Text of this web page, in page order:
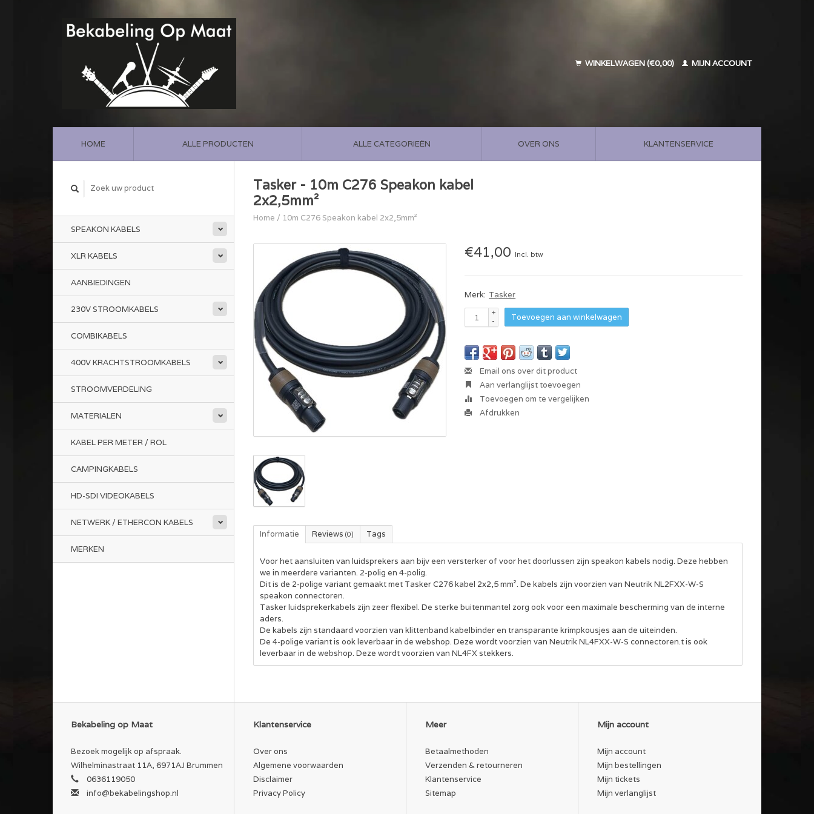
WINKELWAGEN (€0,00) MIJN ACCOUNT
HOME ALLE PRODUCTEN ALLE CATEGORIEËN OVER ONS KLANTENSERVICE
SPEAKON KABELS
XLR KABELS
AANBIEDINGEN
230V STROOMKABELS
COMBIKABELS
400V KRACHTSTROOMKABELS
STROOMVERDELING
MATERIALEN
KABEL PER METER / ROL
CAMPINGKABELS
HD-SDI VIDEOKABELS
NETWERK / ETHERCON KABELS
MERKEN
Tasker - 10m C276 Speakon kabel
2x2,5mm²
Home / 10m C276 Speakon kabel 2x2,5mm²
€41,00 Incl. btw
Merk: Tasker
+
-
Toevoegen aan winkelwagen
Email ons over dit product
Aan verlanglijst toevoegen
Toevoegen om te vergelijken
Afdrukken
Informatie Reviews (0) Tags
Voor het aansluiten van luidsprekers aan bijv een versterker of voor het doorlussen zijn speakon kabels nodig. Deze hebben
we in meerdere varianten. 2-polig en 4-polig.
Dit is de 2-polige variant gemaakt met Tasker C276 kabel 2x2,5 mm². De kabels zijn voorzien van Neutrik NL2FXX-W-S
speakon connectoren.
Tasker luidsprekerkabels zijn zeer flexibel. De sterke buitenmantel zorg ook voor een maximale bescherming van de interne
aders.
De kabels zijn standaard voorzien van klittenband kabelbinder en transparante krimpkousjes aan de uiteinden.
De 4-polige variant is ook leverbaar in de webshop. Deze wordt voorzien van Neutrik NL4FXX-W-S connectoren.t is ook
leverbaar in de webshop. Deze wordt voorzien van NL4FX stekkers.
Bekabeling op Maat
Bezoek mogelijk op afspraak.
Wilhelminastraat 11A, 6971AJ Brummen
0636119050
info@bekabelingshop.nl
Klantenservice
Over ons
Algemene voorwaarden
Disclaimer
Privacy Policy
Meer
Betaalmethoden
Verzenden & retourneren
Klantenservice
Sitemap
Mijn account
Mijn account
Mijn bestellingen
Mijn tickets
Mijn verlanglijst